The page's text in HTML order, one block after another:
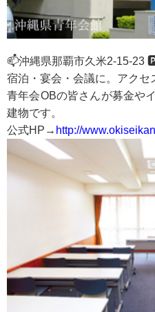
📫沖縄県那覇市久米2-15-23
宿泊・宴会・会議に。アクセ
青年会OBの皆さんが募金や
建物です。
公式HP→ http://